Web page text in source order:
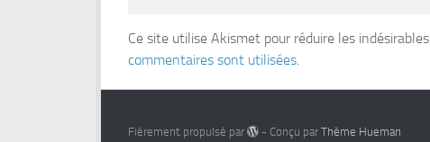
Ce site utilise Akismet pour réduire les indésirables.
commentaires sont utilisées
Fièrement propulsé par - Conçu parThème Hueman